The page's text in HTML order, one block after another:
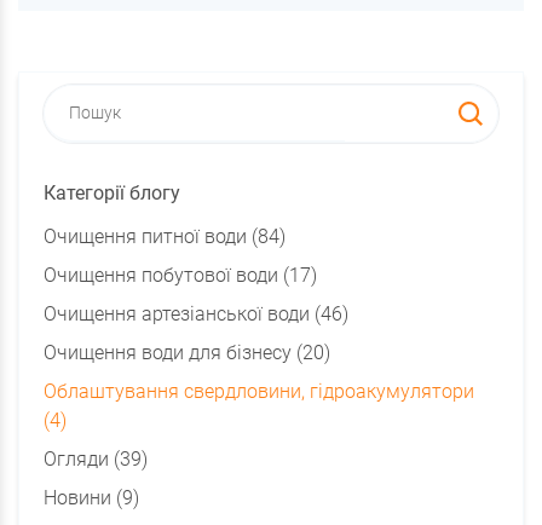
Категорії блогу
Очищення питної води (84)
Очищення побутової води (17)
Очищення артезіанської води (46)
Очищення води для бізнесу (20)
Облаштування свердловини, гідроакумулятори
(4)
Огляди (39)
Новини (9)